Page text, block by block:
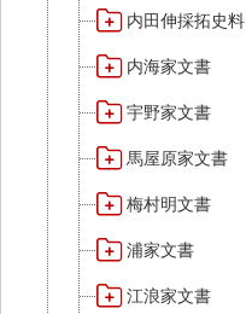
内田伸採拓史料
内海家文書
宇野家文書
馬屋原家文書
梅村明文書
浦家文書
江浪家文書